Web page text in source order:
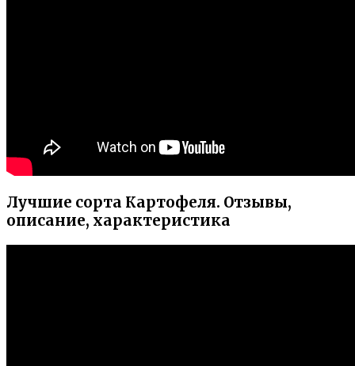
Лучшие сорта Картофеля. Отзывы,
описание, характеристика